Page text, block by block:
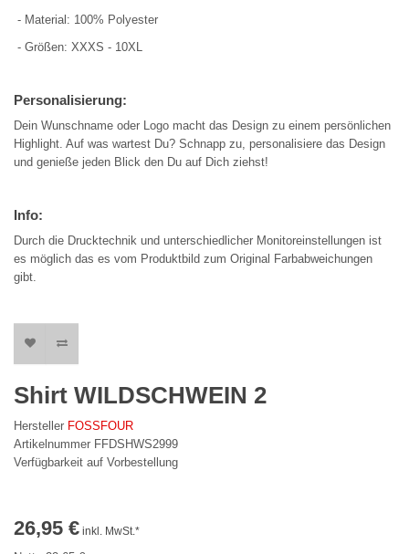
- Material: 100% Polyester
- Größen: XXXS - 10XL
Personalisierung:
Dein Wunschname oder Logo macht das Design zu einem persönlichen
Highlight. Auf was wartest Du? Schnapp zu, personalisiere das Design
und genieße jeden Blick den Du auf Dich ziehst!
Info:
Durch die Drucktechnik und unterschiedlicher Monitoreinstellungen ist
es möglich das es vom Produktbild zum Original Farbabweichungen
gibt.
Shirt WILDSCHWEIN 2
Hersteller FOSSFOUR
Artikelnummer FFDSHWS2999
Verfügbarkeit auf Vorbestellung
26,95 € inkl. MwSt.*